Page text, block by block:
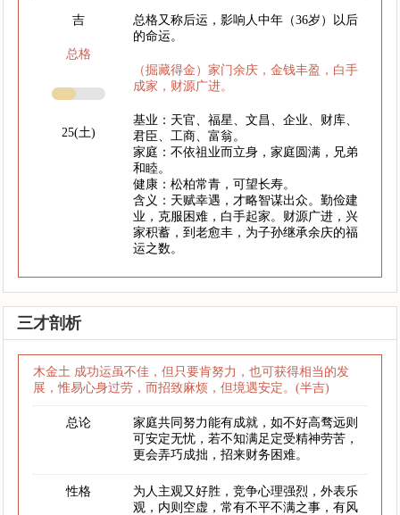
吉
总格
25(土)
总格又称后运，影响人中年（36岁）以后
的命运。
（掘藏得金）家门余庆，金钱丰盈，白手
成家，财源广进。
基业：天官、福星、文昌、企业、财库、
君臣、工商、富翁。
家庭：不依祖业而立身，家庭圆满，兄弟
和睦。
健康：松柏常青，可望长寿。
含义：天赋幸遇，才略智谋出众。勤俭建
业，克服困难，白手起家。财源广进，兴
家积蓄，到老愈丰，为子孙继承余庆的福
运之数。
三才剖析
木金土 成功运虽不佳，但只要肯努力，也可获得相当的发
展，惟易心身过劳，而招致麻烦，但境遇安定。(半吉)
总论
家庭共同努力能有成就，如不好高骛远则
可安定无忧，若不知满足定受精神劳苦，
更会弄巧成拙，招来财务困难。
性格
为人主观又好胜，竞争心理强烈，外表乐
观，内则空虚，常有不平不满之事，有风